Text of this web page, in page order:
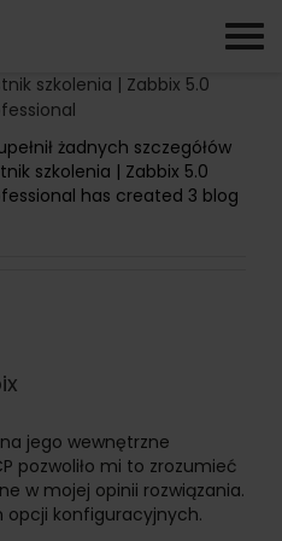
szkolenia | Zabbix 5.0
żadnych szczegółów
szkolenia | Zabbix 5.0
has created 3 blog
jego wewnętrzne
pozwoliło mi to zrozumieć
w mojej opinii rozwiązania.
opcji konfiguracyjnych.